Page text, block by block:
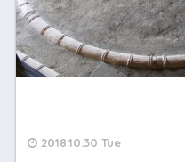
2018.10.30 Tue